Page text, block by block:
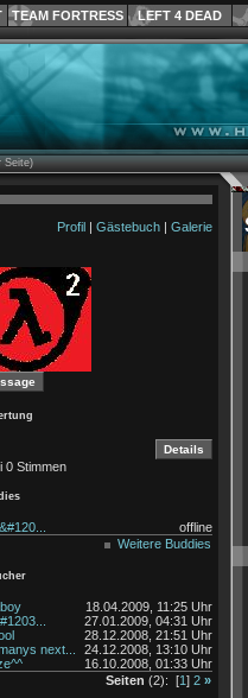
TEAM FORTRESS LEFT 4 DEAD
Seite)
Profil| Gästebuch| Galerie
0 Stimmen
offline
Weitere Buddies
18.04.2009, 11:25 Uhr
27.01.2009, 04:31 Uhr
28.12.2008, 21:51 Uhr
next...
24.12.2008, 13:10 Uhr
16.10.2008, 01:33 Uhr
Seiten (2): [1] 2 »